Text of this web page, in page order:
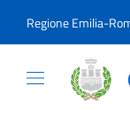
Regione Emilia-